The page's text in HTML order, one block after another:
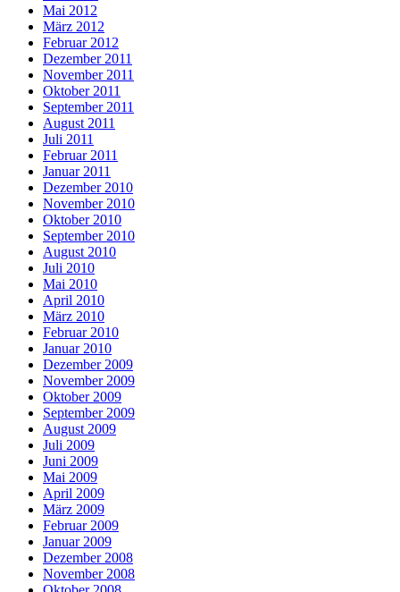
Mai 2012
März 2012
Februar 2012
Dezember 2011
November 2011
Oktober 2011
September 2011
August 2011
Juli 2011
Februar 2011
Januar 2011
Dezember 2010
November 2010
Oktober 2010
September 2010
August 2010
Juli 2010
Mai 2010
April 2010
März 2010
Februar 2010
Januar 2010
Dezember 2009
November 2009
Oktober 2009
September 2009
August 2009
Juli 2009
Juni 2009
Mai 2009
April 2009
März 2009
Februar 2009
Januar 2009
Dezember 2008
November 2008